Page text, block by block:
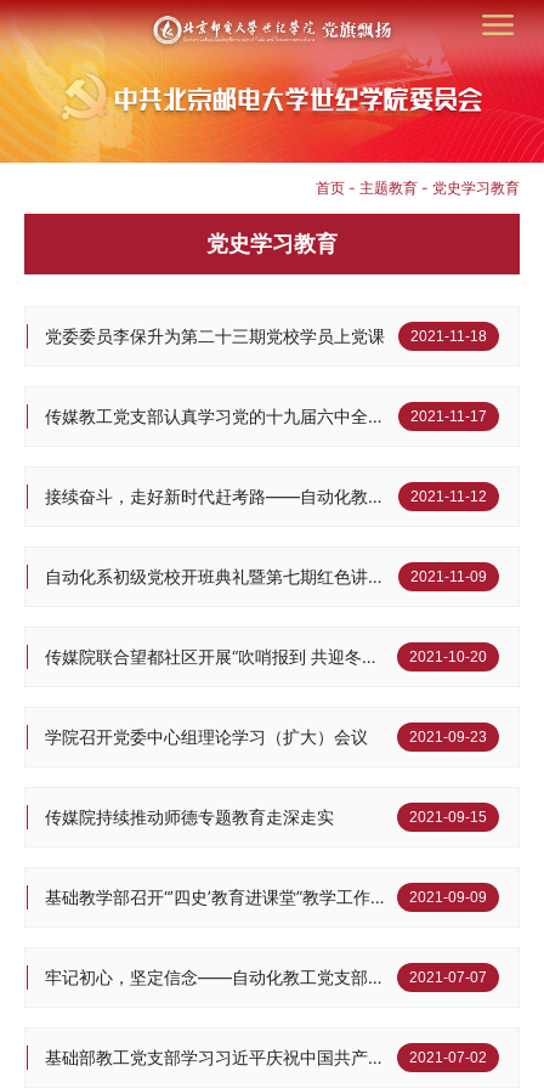
首页 - 主题教育 - 党史学习教育
党史学习教育
2021-11-18
党委委员李保升为第二十三期党校学员上党课
2021-11-17
传媒教工党支部认真学习党的十九届六中全会和《中共中央关于党的百年奋斗重大成就和历史经验的决...
2021-11-12
接续奋斗，走好新时代赶考路——自动化教工支部开展十九届六中全会精神学习
2021-11-09
自动化系初级党校开班典礼暨第七期红色讲堂开课仪式顺利举办
2021-10-20
传媒院联合望都社区开展“吹哨报到 共迎冬奥”校地党建共建活动
2021-09-23
学院召开党委中心组理论学习（扩大）会议
2021-09-15
传媒院持续推动师德专题教育走深走实
2021-09-09
基础教学部召开“’四史’教育进课堂”教学工作专题会
2021-07-07
牢记初心，坚定信念——自动化教工党支部深入学习讨论七一讲话精神
2021-07-02
基础部教工党支部学习习近平庆祝中国共产党成立100周年大会重要讲话